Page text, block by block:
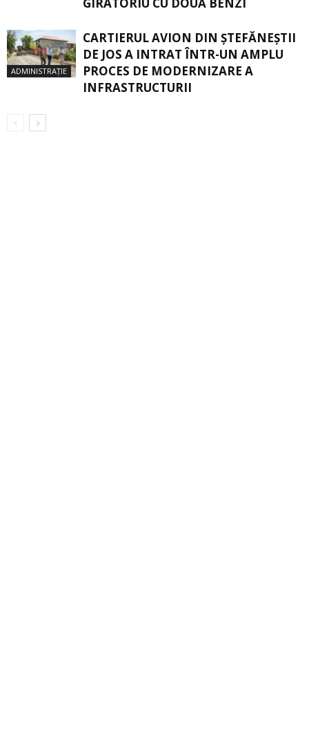
GIRATORIU CU DOUĂ BENZI
ADMINISTRAȚIE
CARTIERUL AVION DIN ŞTEFĂNEŞTII
DE JOS A INTRAT ÎNTR-UN AMPLU
PROCES DE MODERNIZARE A
INFRASTRUCTURII